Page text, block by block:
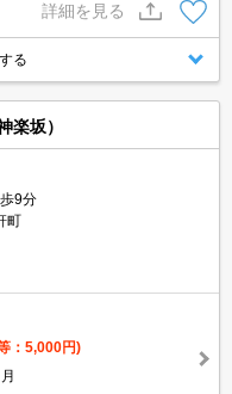
詳細を見る
る
楽坂）
9分
町
：5,000円)